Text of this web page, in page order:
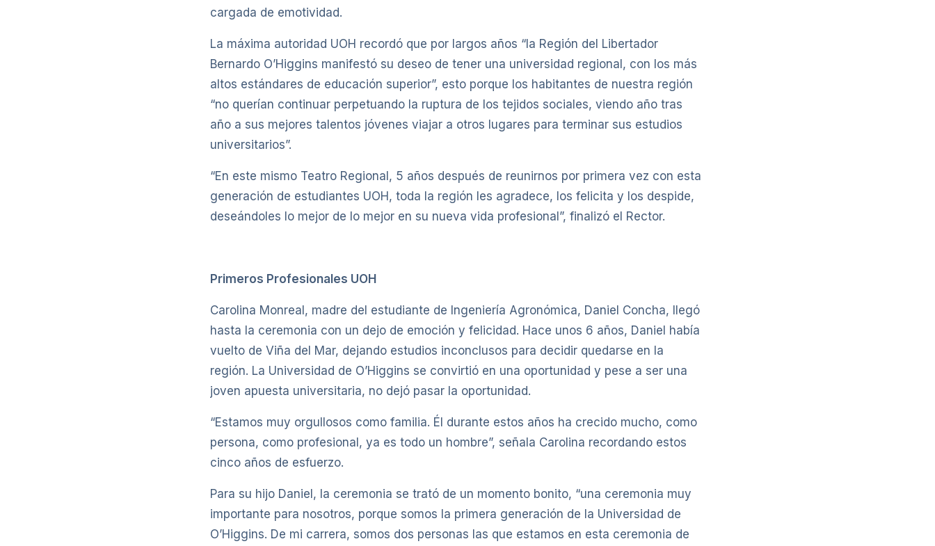
cargada de emotividad.
La máxima autoridad UOH recordó que por largos años “la Región del Libertador
Bernardo O’Higgins manifestó su deseo de tener una universidad regional, con los más
altos estándares de educación superior”, esto porque los habitantes de nuestra región
“no querían continuar perpetuando la ruptura de los tejidos sociales, viendo año tras
año a sus mejores talentos jóvenes viajar a otros lugares para terminar sus estudios
universitarios”.
“En este mismo Teatro Regional, 5 años después de reunirnos por primera vez con esta
generación de estudiantes UOH, toda la región les agradece, los felicita y los despide,
deseándoles lo mejor de lo mejor en su nueva vida profesional”, finalizó el Rector.
Primeros Profesionales UOH
Carolina Monreal, madre del estudiante de Ingeniería Agronómica, Daniel Concha, llegó
hasta la ceremonia con un dejo de emoción y felicidad. Hace unos 6 años, Daniel había
vuelto de Viña del Mar, dejando estudios inconclusos para decidir quedarse en la
región. La Universidad de O’Higgins se convirtió en una oportunidad y pese a ser una
joven apuesta universitaria, no dejó pasar la oportunidad.
“Estamos muy orgullosos como familia. Él durante estos años ha crecido mucho, como
persona, como profesional, ya es todo un hombre”, señala Carolina recordando estos
cinco años de esfuerzo.
Para su hijo Daniel, la ceremonia se trató de un momento bonito, “una ceremonia muy
importante para nosotros, porque somos la primera generación de la Universidad de
O’Higgins. De mi carrera, somos dos personas las que estamos en esta ceremonia de